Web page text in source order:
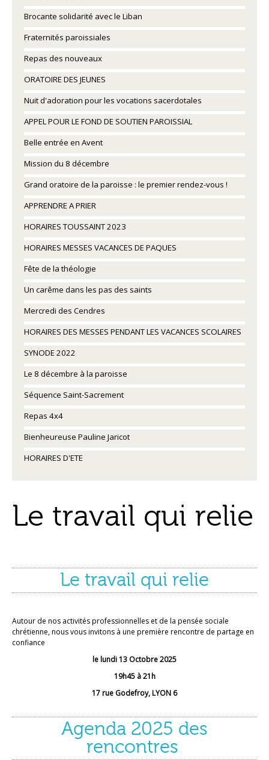
Brocante solidarité avec le Liban
Fraternités paroissiales
Repas des nouveaux
ORATOIRE DES JEUNES
Nuit d'adoration pour les vocations sacerdotales
APPEL POUR LE FOND DE SOUTIEN PAROISSIAL
Belle entrée en Avent
Mission du 8 décembre
Grand oratoire de la paroisse : le premier rendez-vous !
APPRENDRE A PRIER
HORAIRES TOUSSAINT 2023
HORAIRES MESSES VACANCES DE PAQUES
Fête de la théologie
Un carême dans les pas des saints
Mercredi des Cendres
HORAIRES DES MESSES PENDANT LES VACANCES SCOLAIRES
SYNODE 2022
Le 8 décembre à la paroisse
Séquence Saint-Sacrement
Repas 4x4
Bienheureuse Pauline Jaricot
HORAIRES D'ETE
Le travail qui relie
Le travail qui relie
Autour de nos activités professionnelles et de la pensée sociale
chrétienne, nous vous invitons à une première rencontre de partage en
confiance
le lundi 13 Octobre 2025
19h45 à 21h
17 rue Godefroy, LYON 6
Agenda 2025 des
rencontres